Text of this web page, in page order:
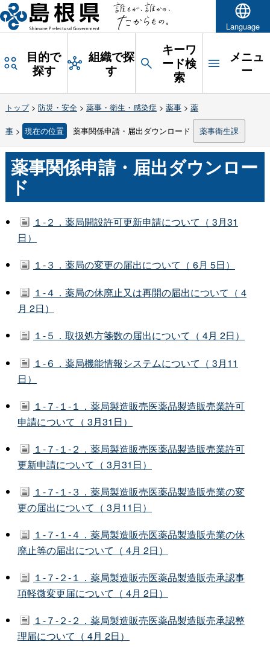
Language
目的で
探す
組織で探
す
キーワ
ード検
索
メニュ
ー
トップ> 防災・安全> 薬事・衛生・感染症 > 薬事> 薬
事> 現在の位置 薬事関係申請・届出ダウンロード 薬事衛生課
薬事関係申請・届出ダウンロー
ド
１-２．薬局開設許可更新申請について（ 3月31
日）
１-３．薬局の変更の届出について（ 6月 5日）
１-４．薬局の休廃止又は再開の届出について（ 4
月 2日）
１-５．取扱処方箋数の届出について（ 4月 2日）
１-６．薬局機能情報システムについて（ 3月11
日）
１-７-１-１．薬局製造販売医薬品製造販売業許可
申請について（ 3月31日）
１-７-１-２．薬局製造販売医薬品製造販売業許可
更新申請について（ 3月31日）
１-７-１-３．薬局製造販売医薬品製造販売業の変
更の届出について（ 3月11日）
１-７-１-４．薬局製造販売医薬品製造販売業の休
廃止等の届出について（ 4月 2日）
１-７-２-１．薬局製造販売医薬品製造販売承認事
項軽微変更届について（ 4月 2日）
１-７-２-２．薬局製造販売医薬品製造販売承認整
理届について（ 4月 2日）